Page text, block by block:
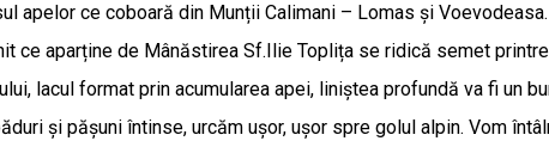
apelor ce coboară din Munții Calimani – Lomas și Voevodeasa.
ce aparține de Mânăstirea Sf.Ilie Toplița se ridică semet
lacul format prin acumularea apei, liniștea profundă va fi un
și pășuni întinse, urcăm ușor, ușor spre golul alpin. Vom